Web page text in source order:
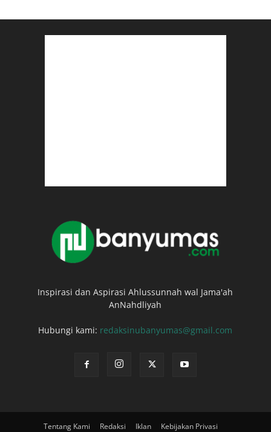
Inspirasi dan Aspirasi Ahlussunnah wal Jama'ah
AnNahdliyah
Hubungi kami: redaksinubanyumas@gmail.com
Tentang Kami Redaksi Iklan Kebijakan Privasi